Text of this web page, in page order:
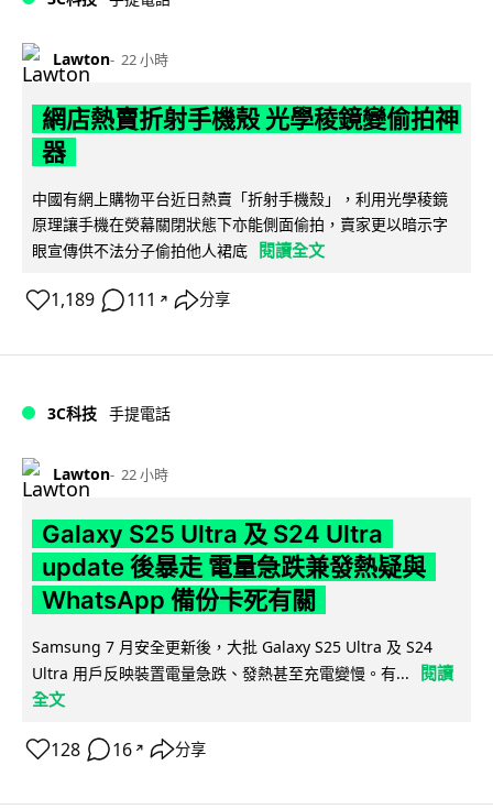
Lawton 22 小時
網店熱賣折射手機殼 光學稜鏡變偷拍神
器
中國有網上購物平台近日熱賣「折射手機殼」，利用光學稜鏡
原理讓手機在熒幕關閉狀態下亦能側面偷拍，賣家更以暗示字
眼宣傳供不法分子偷拍他人裙底
閱讀全文
1,189 111 ↗ 分享
3C科技 手提電話
Lawton 22 小時
Galaxy S25 Ultra 及 S24 Ultra
update 後暴走 電量急跌兼發熱疑與
WhatsApp 備份卡死有關
Samsung 7 月安全更新後，大批 Galaxy S25 Ultra 及 S24
Ultra 用戶反映裝置電量急跌、發熱甚至充電變慢。有...
閱讀
全文
128 16 ↗ 分享